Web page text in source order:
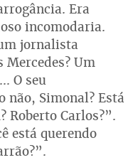
Era
incomodaria.
jornalista
Mercedes? Um
O seu
não, Simonal? Está
Roberto Carlos?”.
está querendo